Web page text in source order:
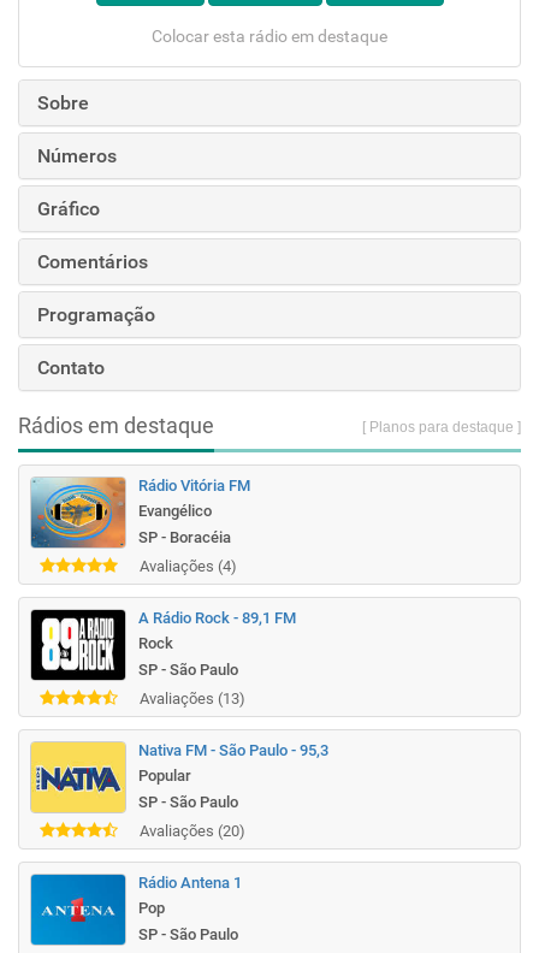
Colocar esta rádio em destaque
Sobre
Números
Gráfico
Comentários
Programação
Contato
Rádios em destaque [ Planos para destaque ]
Rádio Vitória FM
Evangélico
SP - Boracéia
Avaliações (4)
A Rádio Rock - 89,1 FM
Rock
SP - São Paulo
Avaliações (13)
Nativa FM - São Paulo - 95,3
Popular
SP - São Paulo
Avaliações (20)
Rádio Antena 1
Pop
SP - São Paulo